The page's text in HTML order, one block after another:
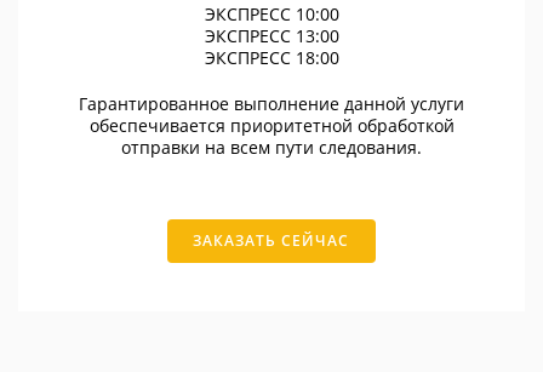
ЭКСПРЕСС 10:00
ЭКСПРЕСС 13:00
ЭКСПРЕСС 18:00
Гарантированное выполнение данной услуги
обеспечивается приоритетной обработкой
отправки на всем пути следования.
ЗАКАЗАТЬ СЕЙЧАС